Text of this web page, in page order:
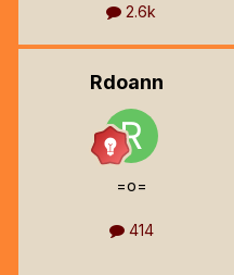
2.6k
Rdoann
=o=
414